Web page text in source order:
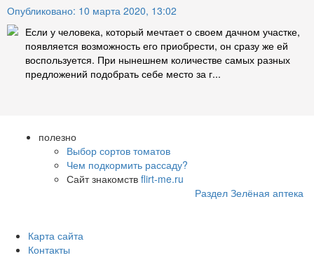
Опубликовано: 10 марта 2020, 13:02
Если у человека, который мечтает о своем дачном участке,
появляется возможность его приобрести, он сразу же ей
воспользуется. При нынешнем количестве самых разных
предложений подобрать себе место за г...
полезно
Выбор сортов томатов
Чем подкормить рассаду?
Сайт знакомств flirt-me.ru
Раздел Зелёная аптека
Карта сайта
Контакты